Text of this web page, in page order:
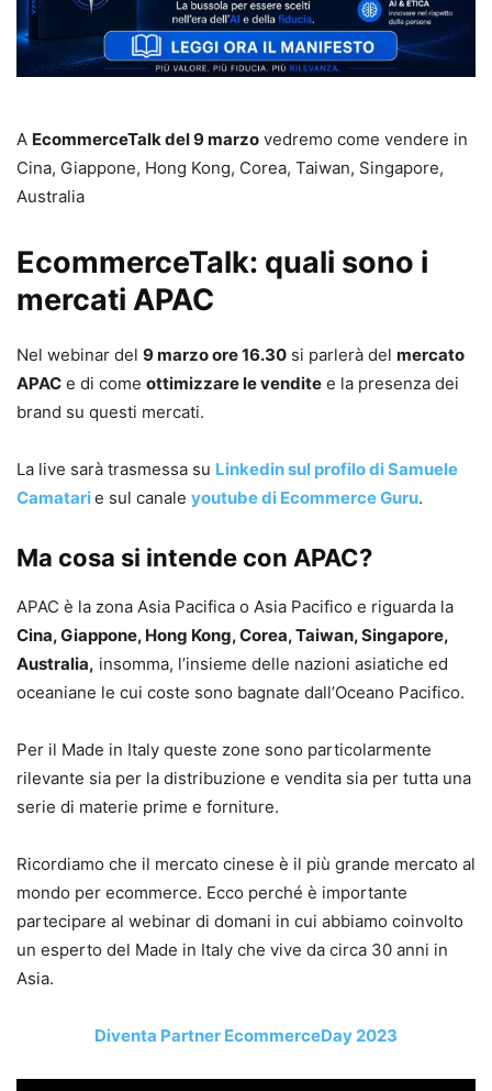
A EcommerceTalk del 9 marzo vedremo come vendere in
Cina, Giappone, Hong Kong, Corea, Taiwan, Singapore,
Australia
EcommerceTalk: quali sono i
mercati APAC
Nel webinar del 9 marzo ore 16.30 si parlerà del mercato
APAC e di come ottimizzare le vendite e la presenza dei
brand su questi mercati.
La live sarà trasmessa su Linkedin sul profilo di Samuele
Camatarie sul canale youtube di Ecommerce Guru.
Ma cosa si intende con APAC?
APAC è la zona Asia Pacifica o Asia Pacifico e riguarda la
Cina, Giappone, Hong Kong, Corea, Taiwan, Singapore,
Australia, insomma, l’insieme delle nazioni asiatiche ed
oceaniane le cui coste sono bagnate dall’Oceano Pacifico.
Per il Made in Italy queste zone sono particolarmente
rilevante sia per la distribuzione e vendita sia per tutta una
serie di materie prime e forniture.
Ricordiamo che il mercato cinese è il più grande mercato al
mondo per ecommerce. Ecco perché è importante
partecipare al webinar di domani in cui abbiamo coinvolto
un esperto del Made in Italy che vive da circa 30 anni in
Asia.
Diventa Partner EcommerceDay 2023